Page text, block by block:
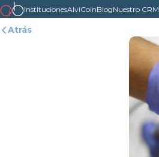
InstitucionesAlviCoinBlogNuestro CRM
Atrás